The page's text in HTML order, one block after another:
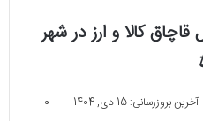
وکیل قاچاق کالا و ارز در شهر
آخرین بروزرسانی: 15 دی, 1404
0